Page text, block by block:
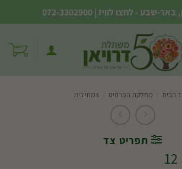
באר-שבע - לחצו לוויז |
072-3302900
הבית מחלקת הפרחים צמחי בית
תפריט צד